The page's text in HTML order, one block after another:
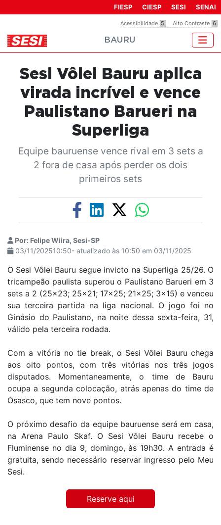
inclui
um
sistema
acessibilidade.
Acessibilidade 5 Alto Contraste 6
FIESP CIESP SESI SENAI
BAURU
Sesi Vôlei Bauru aplica
virada incrível e vence
Paulistano Barueri na
Superliga
Equipe bauruense vence rival em 3 sets a
2 fora de casa após perder os dois
primeiros sets
Por: Felipe Wiira, Sesi-SP
03/11/202510:50- atualizado às 10:50 em 03/11/2025
O Sesi Vôlei Bauru segue invicto na Superliga 25/26. O
tricampeão paulista superou o Paulistano Barueri em 3
sets a 2 (25x23; 25x21; 17x25; 21x25; 3x15) e venceu
sua terceira partida na liga nacional. O jogo foi no
Ginásio do Paulistano, na noite dessa sexta-feira, 31,
válido pela terceira rodada.
Com a vitória no tie break, o Sesi Vôlei Bauru chega
aos oito pontos, com três vitórias nos três jogos
disputados. Momentaneamente, o time de Bauru
ocupa a segunda colocação, atrás apenas do time de
Osasco, que tem nove pontos.
O próximo desafio da equipe bauruense será em casa,
na Arena Paulo Skaf. O Sesi Vôlei Bauru recebe o
Fluminense no dia 9, domingo, às 19h30. A entrada é
gratuita, sendo necessário reservar ingresso pelo Meu
Sesi.
Reserve aqui